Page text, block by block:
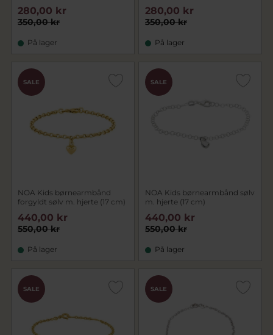
350,00 kr
280,00 kr
På lager
350,00 kr
280,00 kr
På lager
SALE
NOA Kids børnearmbånd
forgyldt sølv m. hjerte (17 cm)
550,00 kr
440,00 kr
På lager
SALE
NOA Kids børnearmbånd sølv
m. hjerte (17 cm)
550,00 kr
440,00 kr
På lager
SALE SALE